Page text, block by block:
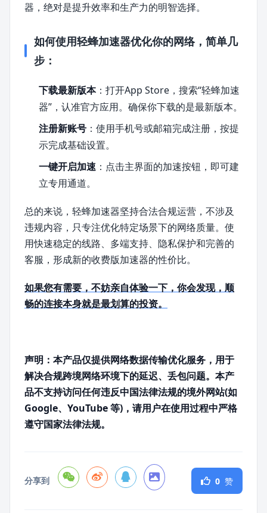
器，绝对是提升效率和生产力的明智选择。
如何使用轻蜂加速器优化你的网络，简单几
步：
下载最新版本：打开App Store，搜索“轻蜂加速
器”，认准官方应用。确保你下载的是最新版本。
注册新账号 ：使用手机号或邮箱完成注册，按提
示完成基础设置。
一键开启加速 ：点击主界面的加速按钮，即可建
立专用通道。
总的来说，轻蜂加速器坚持合法合规运营，不涉及
违规内容，只专注优化特定场景下的网络质量。使
用快速稳定的线路、多端支持、隐私保护和完善的
客服，形成新的收费版加速器的性价比。
如果您有需要，不妨亲自体验一下，你会发现，顺
畅的连接本身就是最划算的投资。
声明：本产品仅提供网络数据传输优化服务，用于
解决合规跨境网络环境下的延迟、丢包问题。本产
品不支持访问任何违反中国法律法规的境外网站(如
Google、YouTube 等)，请用户在使用过程中严格
遵守国家法律法规。
分享到 0 赞